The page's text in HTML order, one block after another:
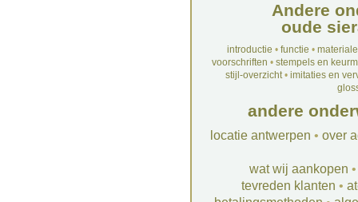
Andere
oude
introductie • functie •
voorschriften • stempels en
stijl-overzicht• imitaties en
andere
locatie antwerpen • over
wat wij aankopen
tevreden klanten •